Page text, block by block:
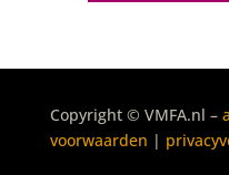
De
Het is weer zover:
Copyright © VMFA.nl –
voorwaarden |